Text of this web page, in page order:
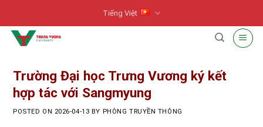
content
Tiếng Việt
Trường Đại học Trưng Vương ký kết
hợp tác với Sangmyung
POSTED ON 2026-04-13 BY PHÒNG TRUYỀN THÔNG